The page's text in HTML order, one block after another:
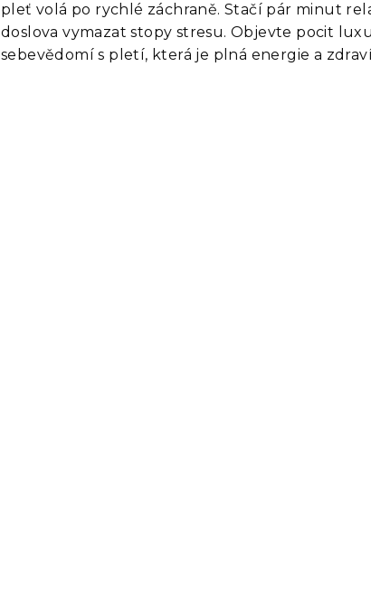
pleť volá po rychlé záchraně. Stačí pár minut
doslova vymazat stopy stresu. Objevte pocit
sebevědomí s pletí, která je plná energie a